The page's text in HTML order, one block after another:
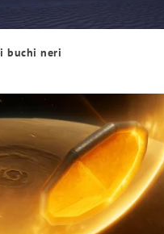
buchi neri